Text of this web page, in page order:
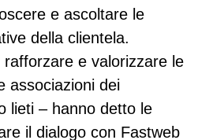
e ascoltare le
della clientela.
e valorizzare le
associazioni dei
lieti – hanno detto le
il dialogo con Fastweb